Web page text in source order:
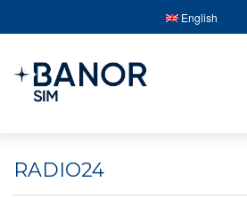
English
RADIO24